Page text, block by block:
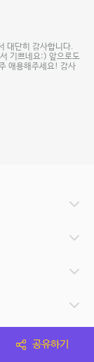
대단히 감사합니다.
기쁘네요:) 앞으로도
애용해주세요! 감사
공유하기